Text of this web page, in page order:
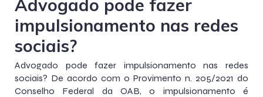
Advogado pode fazer
impulsionamento nas redes
sociais?
Advogado pode fazer impulsionamento nas redes
sociais? De acordo com o Provimento n. 205/2021 do
Conselho Federal da OAB, o impulsionamento é